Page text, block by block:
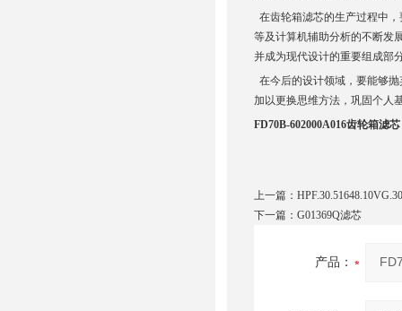
在齿轮箱滤芯的生产过程中
等及计算机辅助分析的不断发
并成为现代设计的重要组成部
在今后的设计领域，要能够
加以更换思维方法，巩固个人
FD70B-602000A016齿轮箱滤芯
上一篇：
下一篇： G01369Q滤芯
产品：